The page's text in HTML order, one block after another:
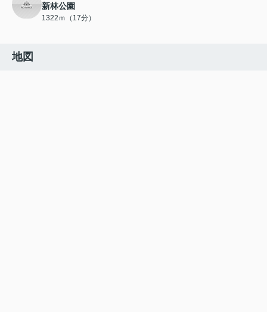
新林公園
1322ｍ（17分）
地図